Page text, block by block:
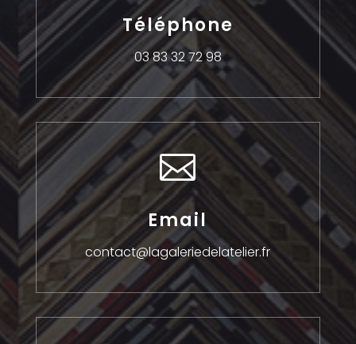
Téléphone
03 83 32 72 98

Email
contact@lagaleriedelatelier.fr